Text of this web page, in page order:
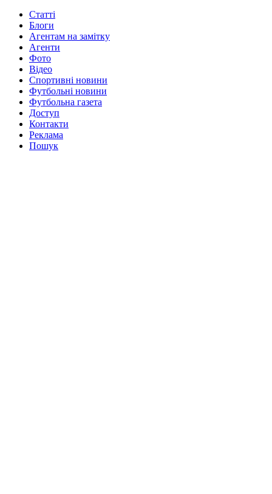
Статті
Блоги
Агентам на замітку
Агенти
Фото
Відео
Спортивні новини
Футбольні новини
Футбольна газета
Доступ
Контакти
Реклама
Пошук